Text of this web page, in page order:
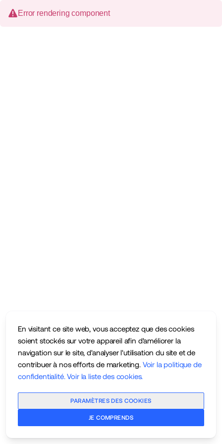
En visitant ce site web, vous acceptez que des cookies
soient stockés sur votre appareil afin d'améliorer la
navigation sur le site, d'analyser l'utilisation du site et de
contribuer à nos efforts de marketing. Voir la politique de
confidentialité. Voir la liste des cookies.
PARAMÈTRES DES COOKIES
JE COMPRENDS
Error rendering component